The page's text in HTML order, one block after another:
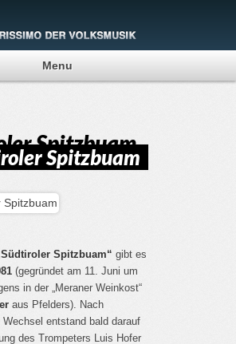
Menu
Spitzbuam
Spitzbuam
Spitzbuam“ gibt es
(gegründet am 11. Juni um
in der „Meraner Weinkost“
aus Pfelders). Nach
Wechsel entstand bald darauf
des Trompeters Luis Hofer